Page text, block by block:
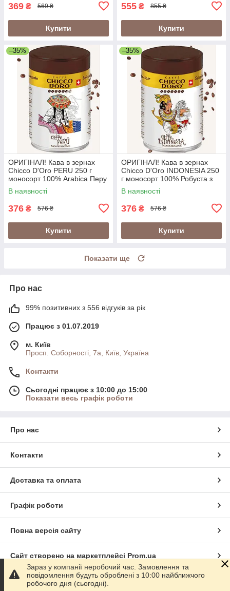
369 ₴ 569 ₴
Купити
555 ₴ 855 ₴
Купити
–35%
ОРИГІНАЛ! Кава в зернах
Chicco D'Oro PERU 250 г
моносорт 100% Arabica Перу
у металевій банці
(Швейцарія)
В наявності
376 ₴ 576 ₴
Купити
–35%
ОРИГІНАЛ! Кава в зернах
Chicco D'Oro INDONESIA 250
г моносорт 100% Робуста з
вулканічних ґрунтів Індонезії
у банці (Швейцарія)
В наявності
376 ₴ 576 ₴
Купити
Показати ще
Про нас
99% позитивних з 556 відгуків за рік
Працює з 01.07.2019
м. Київ
Просп. Соборності, 7а, Київ, Україна
Контакти
Сьогодні працює з 10:00 до 15:00
Показати весь графік роботи
Про нас
Контакти
Доставка та оплата
Графік роботи
Повна версія сайту
Сайт створено на маркетплейсі Prom.ua
Політика конфіденційності
Зараз у компанії неробочий час. Замовлення та
повідомлення будуть оброблені з 10:00 найближчого
робочого дня (сьогодні).